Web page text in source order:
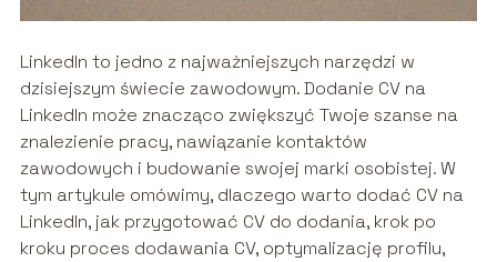
LinkedIn to jedno z najważniejszych narzędzi w
dzisiejszym świecie zawodowym. Dodanie CV na
LinkedIn może znacząco zwiększyć Twoje szanse na
znalezienie pracy, nawiązanie kontaktów
zawodowych i budowanie swojej marki osobistej. W
tym artykule omówimy, dlaczego warto dodać CV na
LinkedIn, jak przygotować CV do dodania, krok po
kroku proces dodawania CV, optymalizację profilu,